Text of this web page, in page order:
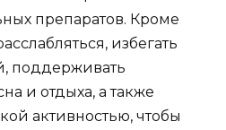
препаратов. Кроме
избегать
поддерживать
и отдыха, а также
активностью, чтобы